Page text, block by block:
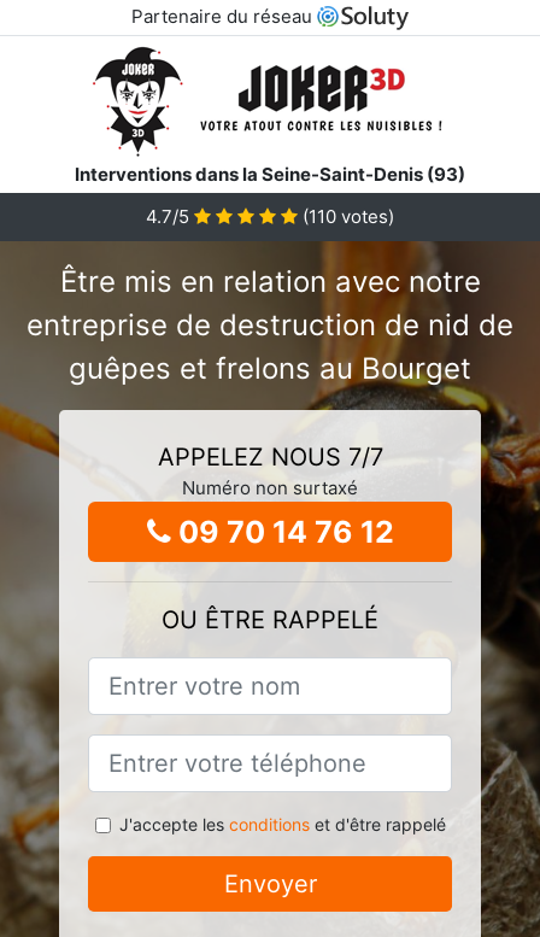
Partenaire du réseau
Interventions dans la Seine-Saint-Denis (93)
4.7/5
(110 votes)
Être mis en relation avec notre
entreprise de destruction de nid de
guêpes et frelons au Bourget
APPELEZ NOUS 7/7
Numéro non surtaxé
09 70 14 76 12
OU ÊTRE RAPPELÉ
J'accepte les conditionset d'être rappelé
Envoyer